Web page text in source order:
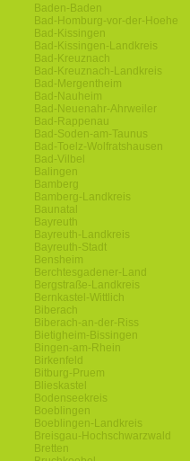
Baden-Baden
Bad-Homburg-vor-der-Hoehe
Bad-Kissingen
Bad-Kissingen-Landkreis
Bad-Kreuznach
Bad-Kreuznach-Landkreis
Bad-Mergentheim
Bad-Nauheim
Bad-Neuenahr-Ahrweiler
Bad-Rappenau
Bad-Soden-am-Taunus
Bad-Toelz-Wolfratshausen
Bad-Vilbel
Balingen
Bamberg
Bamberg-Landkreis
Baunatal
Bayreuth
Bayreuth-Landkreis
Bayreuth-Stadt
Bensheim
Berchtesgadener-Land
Bergstraße-Landkreis
Bernkastel-Wittlich
Biberach
Biberach-an-der-Riss
Bietigheim-Bissingen
Bingen-am-Rhein
Birkenfeld
Bitburg-Pruem
Blieskastel
Bodenseekreis
Boeblingen
Boeblingen-Landkreis
Breisgau-Hochschwarzwald
Bretten